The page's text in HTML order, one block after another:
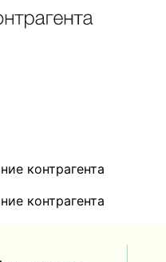
контрагента
контрагента